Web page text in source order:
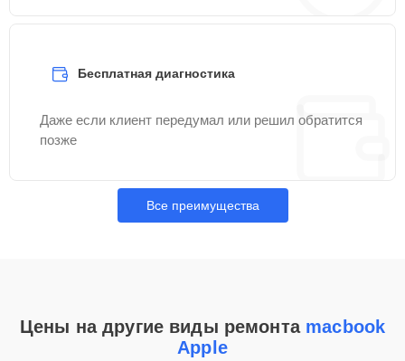
Бесплатная диагностика
Даже если клиент передумал или решил обратится
позже
Все преимущества
Цены на другие виды ремонта macbook
Apple